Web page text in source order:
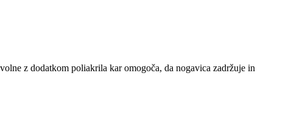
z dodatkom poliakrila kar omogoča, da nogavica zadržuje in